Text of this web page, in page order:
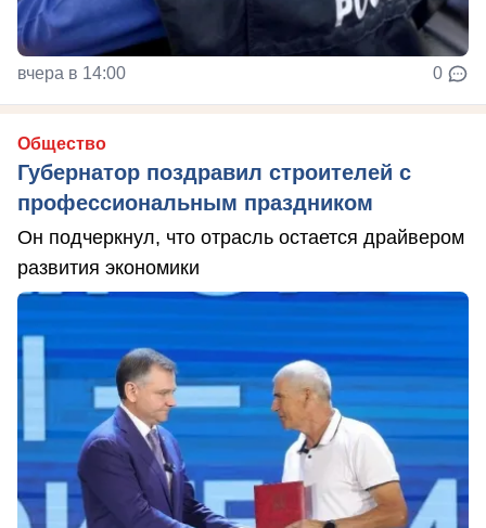
вчера в 14:00 0
Общество
Губернатор поздравил строителей с
профессиональным праздником
Он подчеркнул, что отрасль остается драйвером
развития экономики